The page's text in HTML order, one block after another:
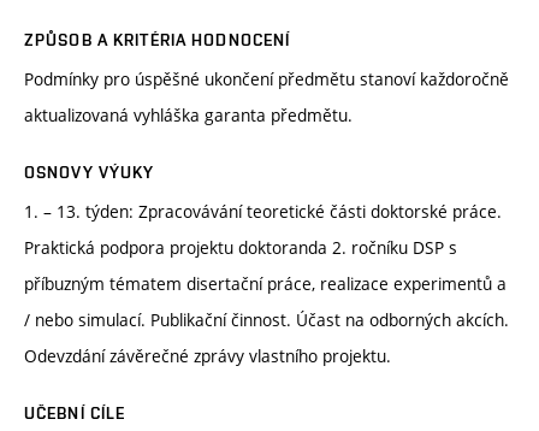
ZPŮSOB A KRITÉRIA HODNOCENÍ
Podmínky pro úspěšné ukončení předmětu stanoví každoročně
aktualizovaná vyhláška garanta předmětu.
OSNOVY VÝUKY
1. – 13. týden: Zpracovávání teoretické části doktorské práce.
Praktická podpora projektu doktoranda 2. ročníku DSP s
příbuzným tématem disertační práce, realizace experimentů a
/ nebo simulací. Publikační činnost. Účast na odborných akcích.
Odevzdání závěrečné zprávy vlastního projektu.
UČEBNÍ CÍLE